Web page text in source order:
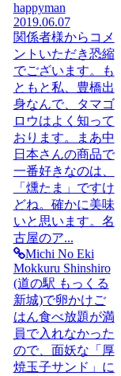
happyman
2019.06.07
関係者様からコメ
ントいただき恐縮
でございます。も
ともと私、豊橋出
身なんで、タマゴ
ロウはよく知って
おります。まあ中
日本さんの商品で
一番好きなのは、
「燻たま」ですけ
どね。確かに美味
いと思います。名
古屋のア...
Michi No Eki
Mokkuru Shinshiro
(道の駅 もっくる
新城)で卵かけご
はん食べ放題が満
員で入れなかった
ので、面妖な「厚
焼玉子サンド」に